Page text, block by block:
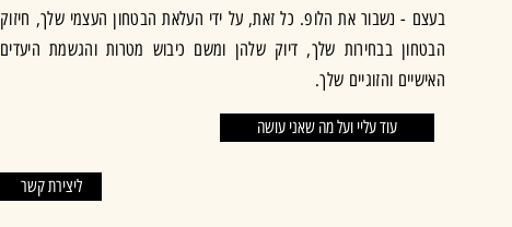
בעצם - נשבור את הלופ. כל זאת, על ידי העלאת הבטחון העצמי שלך, חיזוק
הבטחון בבחירות שלך, דיוק שלהן ומשם כיבוש מטרות והגשמת היעדים
האישיים והזוגיים שלך.
עוד עליי ועל מה שאני עושה
ליצירת קשר